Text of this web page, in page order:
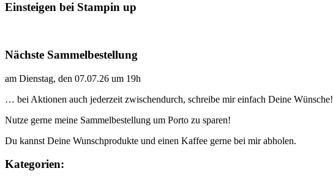
Einsteigen bei Stampin up
Nächste Sammelbestellung
am Dienstag, den 07.07.26 um 19h
… bei Aktionen auch jederzeit zwischendurch, schreibe mir einfach Deine Wünsche!
Nutze gerne meine Sammelbestellung um Porto zu sparen!
Du kannst Deine Wunschprodukte und einen Kaffee gerne bei mir abholen.
Kategorien: